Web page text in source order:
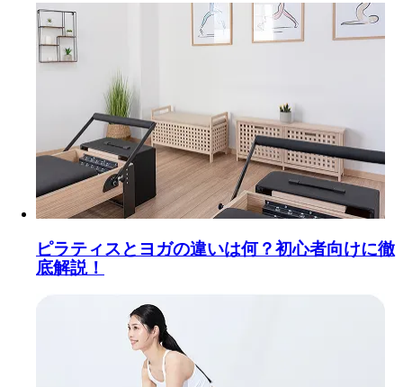
ピラティスとヨガの違いは何？初心者向けに徹
底解説！